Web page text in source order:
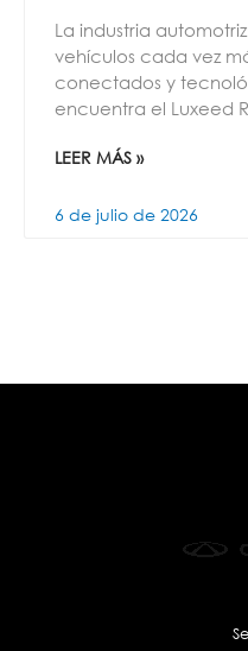
La industria
vehículos cada vez
conectados y
encuentra el Luxeed
LEER MÁS »
6 de julio de 2026